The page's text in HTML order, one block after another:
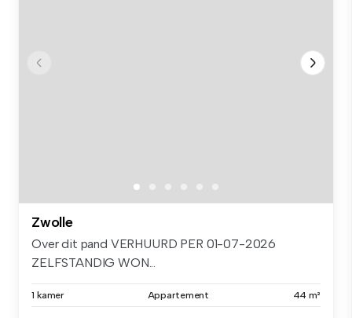
Zwolle
Over dit pand VERHUURD PER 01-07-2026
ZELFSTANDIG WON...
1 kamer Appartement 44 m²